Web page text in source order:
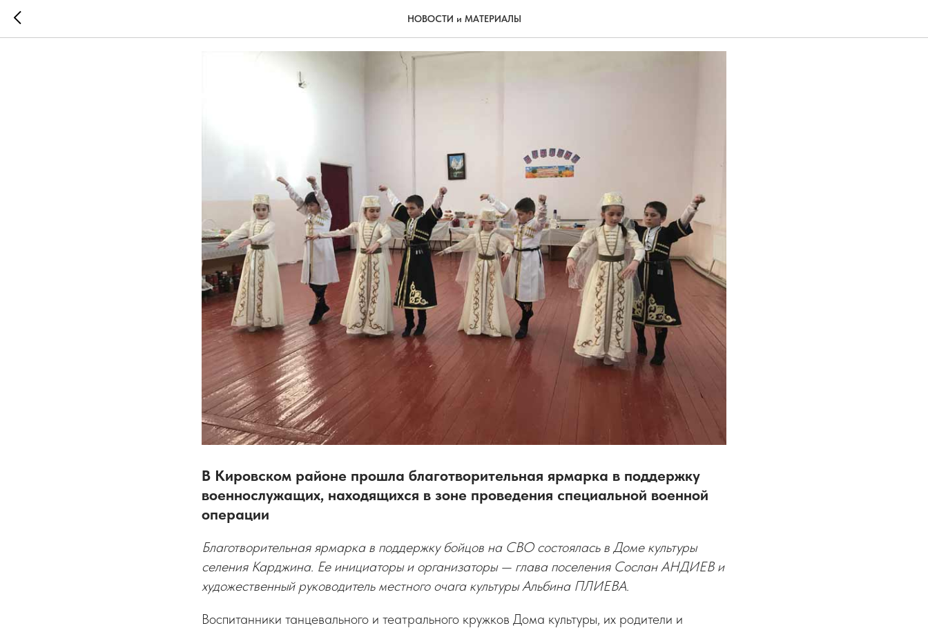
НОВОСТИ и МАТЕРИАЛЫ
Поддержим СВОих
В Кировском районе прошла благотворительная ярмарка в поддержку
военнослужащих, находящихся в зоне проведения специальной военной
операции
Благотворительная ярмарка в поддержку бойцов на СВО состоялась в Доме культуры
селения Карджина. Ее инициаторы и организаторы — глава поселения Сослан АНДИЕВ и
художественный руководитель местного очага культуры Альбина ПЛИЕВА.
Воспитанники танцевального и театрального кружков Дома культуры, их родители и